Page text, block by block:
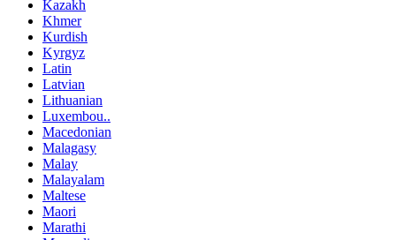
Kazakh
Khmer
Kurdish
Kyrgyz
Latin
Latvian
Lithuanian
Luxembou..
Macedonian
Malagasy
Malay
Malayalam
Maltese
Maori
Marathi